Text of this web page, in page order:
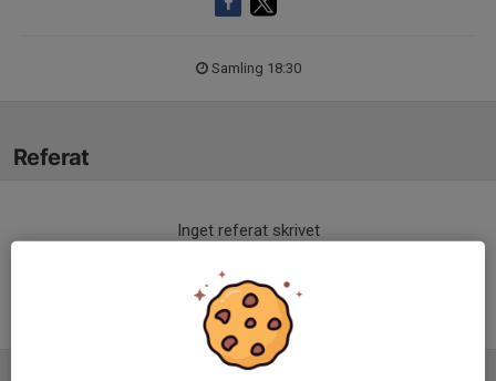
Samling 18:30
Referat
Inget referat skrivet